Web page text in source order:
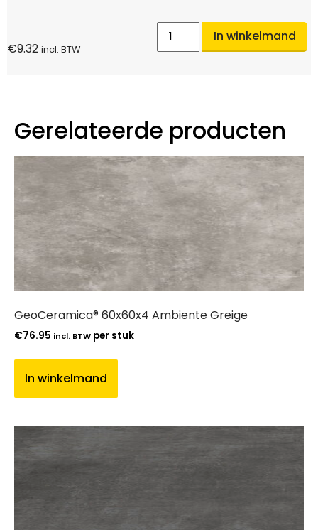
€9.32 incl. BTW
In winkelmand
Gerelateerde producten
GeoCeramica® 60x60x4 Ambiente Greige
€76.95 incl. BTW per stuk
In winkelmand